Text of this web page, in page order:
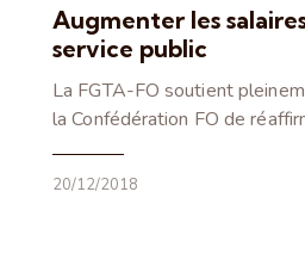
Augmenter les
service public
La FGTA-FO soutient
la Confédération FO de
20/12/2018